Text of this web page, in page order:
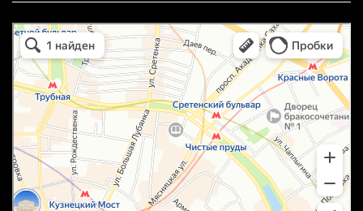
маркетплейс охотный ряд в Москве
Москва